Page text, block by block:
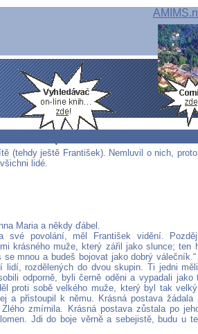
(tehdy ještě František). Nemluvil o nich,
lidé.
Maria a někdy ďábel.
své povolání, měl František vidění.
krásného muže, který zářil jako slunce; ten
se mnou a budeš bojovat jako dobrý
lidí, rozdělených do dvou skupin. Ti jedni
odporně, byli černě oděni a vypadali jako
proti sobě velkého muže, který byl tak
a přistoupil k němu. Krásná postava žádala
zmírnila. Krásná postava zůstala po
Jdi do boje věrně a sebejistě, budu u